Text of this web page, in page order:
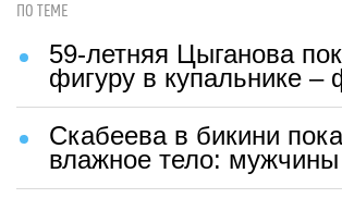
ПО ТЕМЕ
59-летняя Цыганова
фигуру в купальнике –
Скабеева в бикини
влажное тело: мужчины